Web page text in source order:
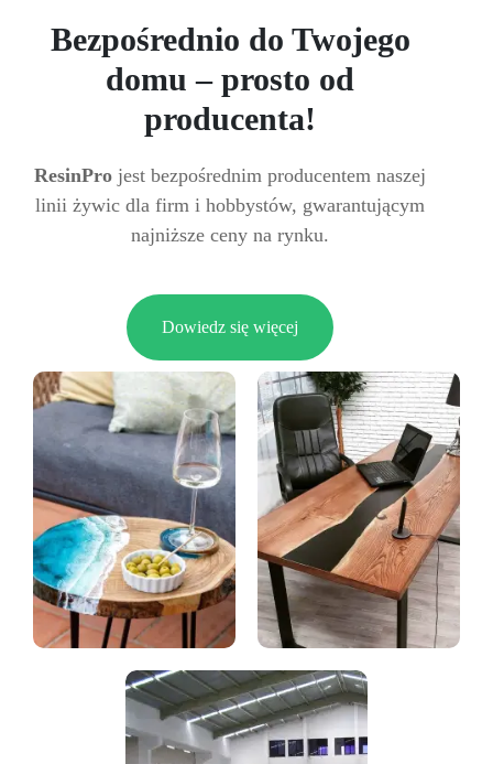
Bezpośrednio do Twojego
domu – prosto od
producenta!
ResinPro jest bezpośrednim producentem naszej
linii żywic dla firm i hobbystów, gwarantującym
najniższe ceny na rynku.
Dowiedz się więcej